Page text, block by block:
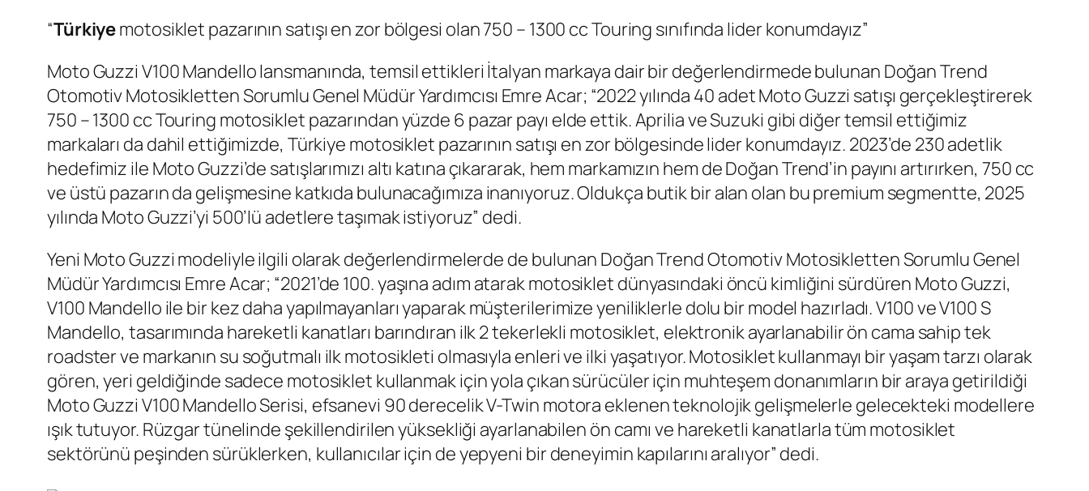
“Türkiyemotosiklet pazarının satışı en zor bölgesi olan 750 – 1300 cc Touring sınıfında lider konumdayız”
Moto Guzzi V100 Mandello lansmanında, temsil ettikleri İtalyan markaya dair bir değerlendirmede bulunan Doğan Trend
Otomotiv Motosikletten Sorumlu Genel Müdür Yardımcısı Emre Acar; “2022 yılında 40 adet Moto Guzzi satışı gerçekleştirerek
750 – 1300 cc Touring motosiklet pazarından yüzde 6 pazar payı elde ettik. Aprilia ve Suzuki gibi diğer temsil ettiğimiz
markaları da dahil ettiğimizde, Türkiye motosiklet pazarının satışı en zor bölgesinde lider konumdayız. 2023’de 230 adetlik
hedefimiz ile Moto Guzzi’de satışlarımızı altı katına çıkararak, hem markamızın hem de Doğan Trend’in payını artırırken, 750 cc
ve üstü pazarın da gelişmesine katkıda bulunacağımıza inanıyoruz. Oldukça butik bir alan olan bu premium segmentte, 2025
yılında Moto Guzzi’yi 500’lü adetlere taşımak istiyoruz” dedi.
Yeni Moto Guzzi modeliyle ilgili olarak değerlendirmelerde de bulunan Doğan Trend Otomotiv Motosikletten Sorumlu Genel
Müdür Yardımcısı Emre Acar; “2021’de 100. yaşına adım atarak motosiklet dünyasındaki öncü kimliğini sürdüren Moto Guzzi,
V100 Mandello ile bir kez daha yapılmayanları yaparak müşterilerimize yeniliklerle dolu bir model hazırladı. V100 ve V100 S
Mandello, tasarımında hareketli kanatları barındıran ilk 2 tekerlekli motosiklet, elektronik ayarlanabilir ön cama sahip tek
roadster ve markanın su soğutmalı ilk motosikleti olmasıyla enleri ve ilki yaşatıyor. Motosiklet kullanmayı bir yaşam tarzı olarak
gören, yeri geldiğinde sadece motosiklet kullanmak için yola çıkan sürücüler için muhteşem donanımların bir araya getirildiği
Moto Guzzi V100 Mandello Serisi, efsanevi 90 derecelik V-Twin motora eklenen teknolojik gelişmelerle gelecekteki modellere
ışık tutuyor. Rüzgar tünelinde şekillendirilen yüksekliği ayarlanabilen ön camı ve hareketli kanatlarla tüm motosiklet
sektörünü peşinden sürüklerken, kullanıcılar için de yepyeni bir deneyimin kapılarını aralıyor” dedi.